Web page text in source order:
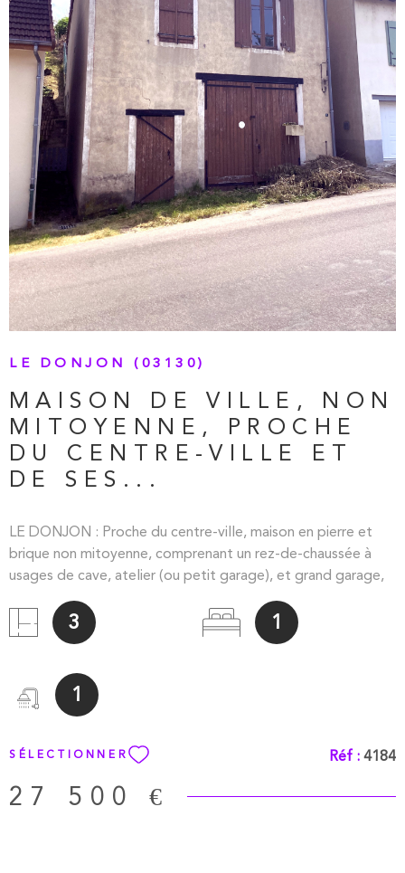
LE DONJON (03130)
MAISON DE VILLE, NON
MITOYENNE, PROCHE
DU CENTRE-VILLE ET
DE SES...
LE DONJON : Proche du centre-ville, maison en pierre et
brique non mitoyenne, comprenant un rez-de-chaussée à
usages de cave, atelier (ou petit garage), et grand garage,
et un étage divisé en une cuisine, un séjour, une chambre, une
salle d?eau et un WC. Très beau grenier aménageable (trois
pièces possibles) sur plancher en aggloméré avec charpente
Toiture refaite (certains chevrons et couverture) et murs en
bon état. Tout à l'égout. Prévoir travaux de second-oeuvre.
BRICOLEUR ET INVESTISSEUR.
3 1
1
SÉLECTIONNER Réf : 4184
27 500 €
VOIR LE BIEN